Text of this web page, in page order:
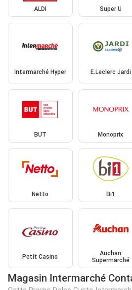
ALDI Super U
Intermarché Hyper E.Leclerc Jardi
BUT Monoprix
Netto Bi1
Petit Casino
Auchan
Supermarché
Magasin Intermarché